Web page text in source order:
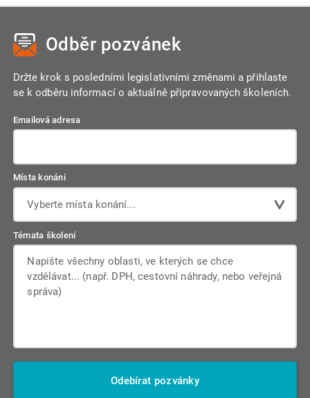
systémů nebo ručně.
doplňující informace v příloze k účetní závěrce nebo zvolit
jiný přístup, který věrnost zajistí.
úhradě. Tento princip zajišťuje, že účetnictví odráží skutečný
ekonomický stav firmy, nikoliv pouze pohyby peněz.
Odběr pozvánek
Držte krok s posledními legislativními změnami a přihlaste
se k odběru informací o aktuálně připravovaných školeních.
Emailová adresa
Místa konání
Vyberte místa konání...
Témata školení
Odebírat pozvánky